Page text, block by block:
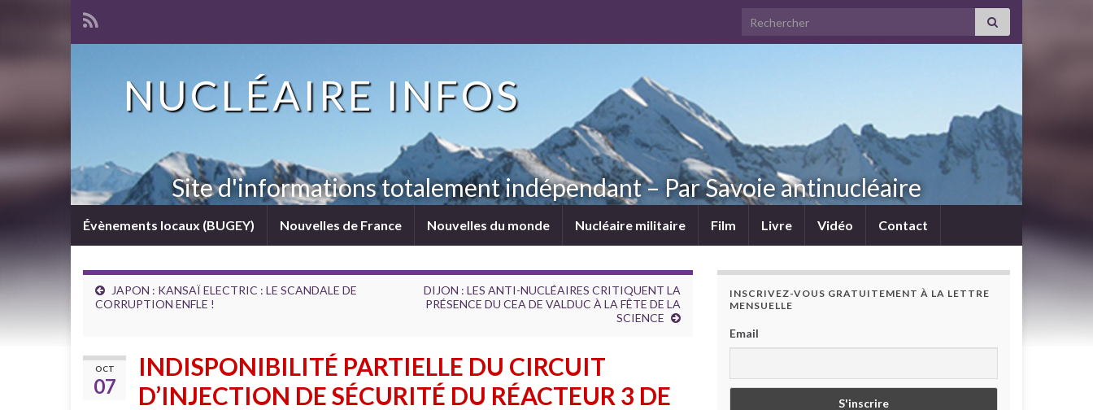
Search for:
NUCLÉAIRE INFOS
Site d'informations totalement indépendant – Par Savoie antinucléaire
Évènements locaux (BUGEY) Nouvelles de France Nouvelles du monde Nucléaire militaire Film Livre Vidéo Contact
JAPON : KANSAÏ ELECTRIC : LE SCANDALE DE
CORRUPTION ENFLE !
DIJON : LES ANTI-NUCLÉAIRES CRITIQUENT LA
PRÉSENCE DU CEA DE VALDUC À LA FÊTE DE LA
SCIENCE
OCT
07
INDISPONIBILITÉ PARTIELLE DU CIRCUIT
D’INJECTION DE SÉCURITÉ DU RÉACTEUR 3 DE
INSCRIVEZ-VOUS GRATUITEMENT À LA LETTRE
MENSUELLE
Email